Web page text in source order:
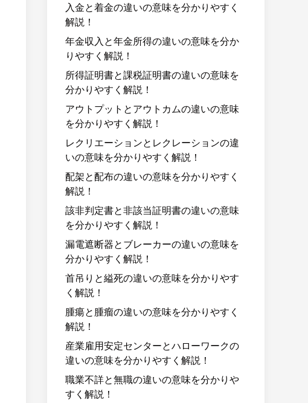
入金と着金の違いの意味を分かりやすく
解説！
年金収入と年金所得の違いの意味を分か
りやすく解説！
所得証明書と課税証明書の違いの意味を
分かりやすく解説！
アウトプットとアウトカムの違いの意味
を分かりやすく解説！
レクリエーションとレクレーションの違
いの意味を分かりやすく解説！
配架と配布の違いの意味を分かりやすく
解説！
該非判定書と非該当証明書の違いの意味
を分かりやすく解説！
漏電遮断器とブレーカーの違いの意味を
分かりやすく解説！
首吊りと縊死の違いの意味を分かりやす
く解説！
腫瘍と腫瘤の違いの意味を分かりやすく
解説！
産業雇用安定センターとハローワークの
違いの意味を分かりやすく解説！
職業不詳と無職の違いの意味を分かりや
すく解説！